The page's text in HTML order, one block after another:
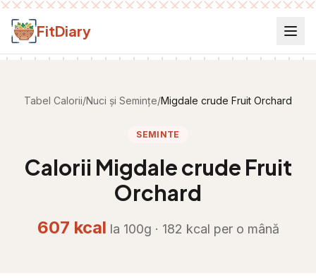
Salt la conținut
FitDiary
Tabel Calorii/Nuci și Semințe/Migdale crude Fruit Orchard
SEMINTE
Calorii Migdale crude Fruit
Orchard
607 kcal la 100g · 182 kcal per o mână